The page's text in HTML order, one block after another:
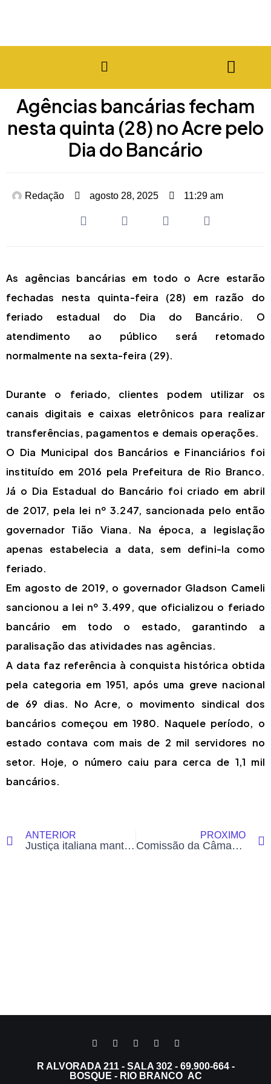
Agências bancárias fecham
nesta quinta (28) no Acre pelo
Dia do Bancário
Redação agosto 28, 2025 11:29 am
As agências bancárias em todo o Acre estarão
fechadas nesta quinta-feira (28) em razão do
feriado estadual do Dia do Bancário. O
atendimento ao público será retomado
normalmente na sexta-feira (29).
Durante o feriado, clientes podem utilizar os
canais digitais e caixas eletrônicos para realizar
transferências, pagamentos e demais operações.
O Dia Municipal dos Bancários e Financiários foi
instituído em 2016 pela Prefeitura de Rio Branco.
Já o Dia Estadual do Bancário foi criado em abril
de 2017, pela lei nº 3.247, sancionada pelo então
governador Tião Viana. Na época, a legislação
apenas estabelecia a data, sem defini-la como
feriado.
Em agosto de 2019, o governador Gladson Cameli
sancionou a lei nº 3.499, que oficializou o feriado
bancário em todo o estado, garantindo a
paralisação das atividades nas agências.
A data faz referência à conquista histórica obtida
pela categoria em 1951, após uma greve nacional
de 69 dias. No Acre, o movimento sindical dos
bancários começou em 1980. Naquele período, o
estado contava com mais de 2 mil servidores no
setor. Hoje, o número caiu para cerca de 1,1 mil
bancários.
ANTERIOR
Justiça italiana mantém Carla Zambelli presa e aponta ‘grau máximo’ de risco de fuga
PRÓXIMO
Comissão da Câmara leva denúncia de assédio na RBTrans ao Ministério Público
R ALVORADA 211 - SALA 302 - 69.900-664 -
BOSQUE - RIO BRANCO AC